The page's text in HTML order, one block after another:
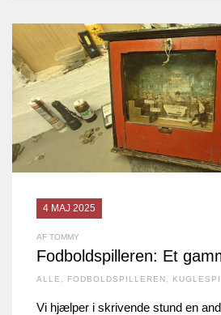
4 MAJ 2025
AF TOMMY
Fodboldspilleren: Et
ALLE FODBOLDSPILLEREN
Vi hjælper i skrivende stund en